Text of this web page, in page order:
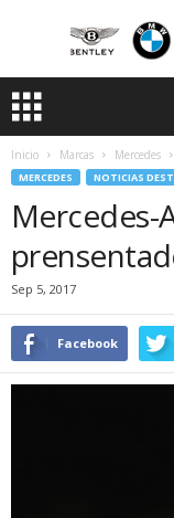
Inicio Marcas Mercedes
MERCEDES NOTICIAS
Mercedes-
Sep 5, 2017
Facebook